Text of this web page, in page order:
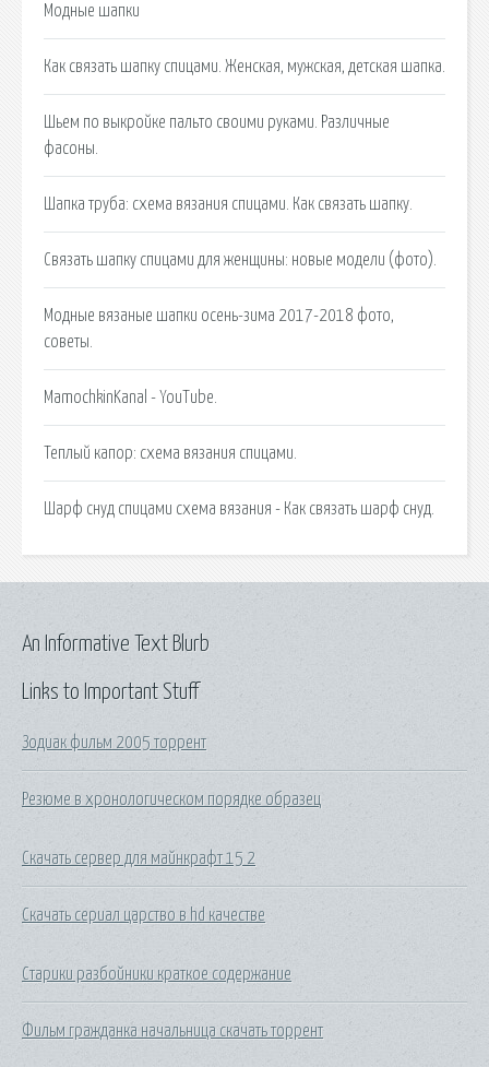
Модные шапки
Как связать шапку спицами. Женская, мужская, детская шапка.
Шьем по выкройке пальто своими руками. Различные
фасоны.
Шапка труба: схема вязания спицами. Как связать шапку.
Связать шапку спицами для женщины: новые модели (фото).
Модные вязаные шапки осень-зима 2017-2018 фото,
советы.
MamochkinKanal - YouTube.
Теплый капор: схема вязания спицами.
Шарф снуд спицами схема вязания - Как связать шарф снуд.
Links to Important Stuff
Зодиак фильм 2005 торрент
Резюме в хронологическом порядке образец
Скачать сервер для майнкрафт 15 2
Скачать сериал царство в hd качестве
Старики разбойники краткое содержание
Фильм гражданка начальница скачать торрент
An Informative Text Blurb